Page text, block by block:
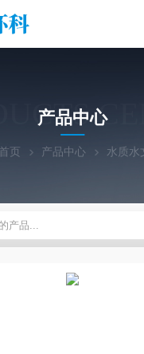
产品中心
页 产品中心 水质水